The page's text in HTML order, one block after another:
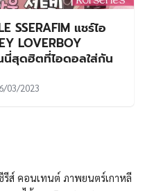
SSERAFIM แชร์ไอ
LOVERBOY
นี่สุดฮิตที่ไอดอลใส่กัน
03/2023
ส์ คอนเทนต์ ภาพยนตร์เกาหลี